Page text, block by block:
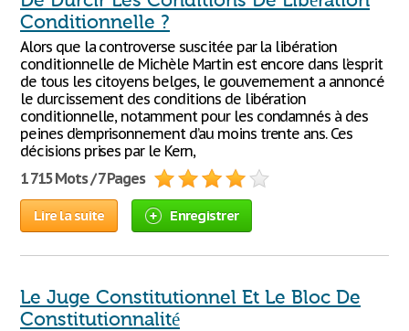
Conditionnelle ?
Alors que la controverse suscitée par la libération
conditionnelle de Michèle Martin est encore dans l’esprit
de tous les citoyens belges, le gouvernement a annoncé
le durcissement des conditions de libération
conditionnelle, notamment pour les condamnés à des
peines d’emprisonnement d’au moins trente ans. Ces
décisions prises par le Kern,
1 715 Mots / 7 Pages
Lire la suite Enregistrer
Le Juge Constitutionnel Et Le Bloc De
Constitutionnalité